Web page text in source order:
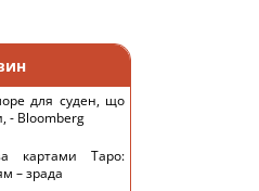
для суден, що
- Bloomberg
картами Таро:
– зрада